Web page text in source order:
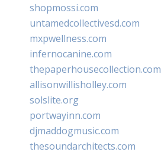
shopmossi.com
untamedcollectivesd.com
mxpwellness.com
infernocanine.com
thepaperhousecollection.com
allisonwillisholley.com
solslite.org
portwayinn.com
djmaddogmusic.com
thesoundarchitects.com